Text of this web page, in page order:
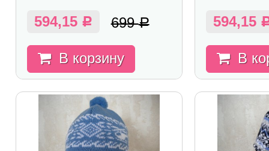
594,15 Р 699Р
В корзину
594,15
В